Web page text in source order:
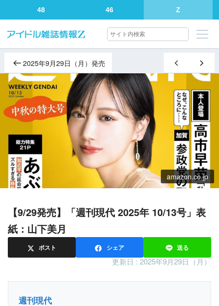
48 46 Z
2025年9月29日（月）発売
amazon.co.jp
【9/29発売】「週刊現代 2025年 10/13号」表
紙：山下美月
ポスト シェア 送る
更新日 : 2025年9月29日（月）
週刊現代